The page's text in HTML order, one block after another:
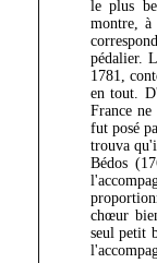
le plus
montre,
pédalier.
1781,
en tout.
France
fut posé
trouva
Bédos
chœur
seul petit